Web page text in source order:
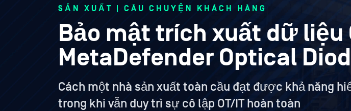
SẢN XUẤT | CÂU CHUYỆN KHÁCH HÀNG
Bảo mật trích xuất dữ liệu
MetaDefender Optical
Cách một nhà sản xuất toàn cầu đạt được khả năng
trong khi vẫn duy trì sự cô lập OT/IT hoàn toàn